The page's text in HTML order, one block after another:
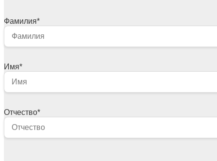
Фамилия*
Имя*
Отчество*